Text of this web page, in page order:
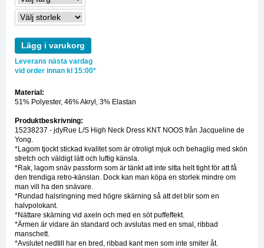
Lägg i varukorg
Leverans nästa vardag
vid order innan kl 15:00*
Material:
51% Polyester, 46% Akryl, 3% Elastan
Produktbeskrivning:
15238237 - jdyRue L/S High Neck Dress KNT NOOS från Jacqueline de
Yong.
*Lagom tjockt stickad kvalitet som är otroligt mjuk och behaglig med skön
stretch och väldigt lätt och luftig känsla.
*Rak, lagom snäv passform som är tänkt att inte sitta helt tight för att få
den trendiga retro-känslan. Dock kan man köpa en storlek mindre om
man vill ha den snävare.
*Rundad halsringning med högre skärning så att det blir som en
halvpolokant.
*Nättare skärning vid axeln och med en söt puffeffekt.
*Ärmen är vidare än standard och avslutas med en smal, ribbad
manschett.
*Avslutet nedtill har en bred, ribbad kant men som inte smiter åt.